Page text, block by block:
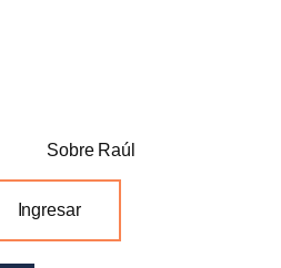
Sobre Raúl
Ingresar